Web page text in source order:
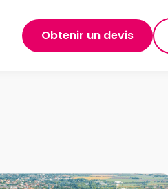
Obtenir un devis